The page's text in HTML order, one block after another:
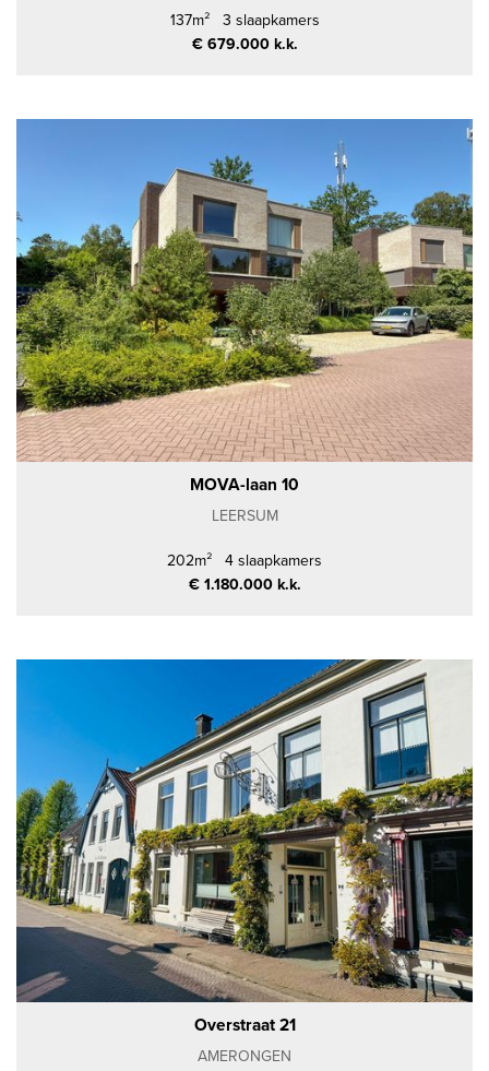
137m² 3 slaapkamers
€ 679.000 k.k.
MOVA-laan 10
LEERSUM
202m² 4 slaapkamers
€ 1.180.000 k.k.
Overstraat 21
AMERONGEN